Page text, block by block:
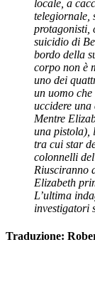
locale, a
telegiornale,
protagonisti,
suicidio di
bordo della
corpo non è
uno dei
un uomo
uccidere
Mentre
una pistola),
tra cui star
colonnelli
Riusciranno
Elizabeth
L’ultima
investigatori
Traduzione: